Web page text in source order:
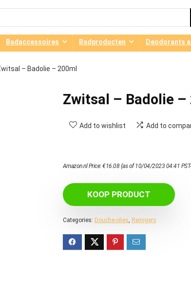
Badaccessoires Badproducten Deodorants
– Badolie – 200ml
Zwitsal – Badolie –
Add to wishlist Add to
Amazon.nl Price:€16.08(as of 10/04/2023 04:41
KOOP PRODUCT
Categories: Douche-olies, Reinigers